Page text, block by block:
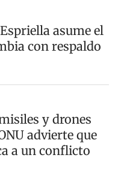
asume el
con respaldo
y drones
advierte que
a un conflicto